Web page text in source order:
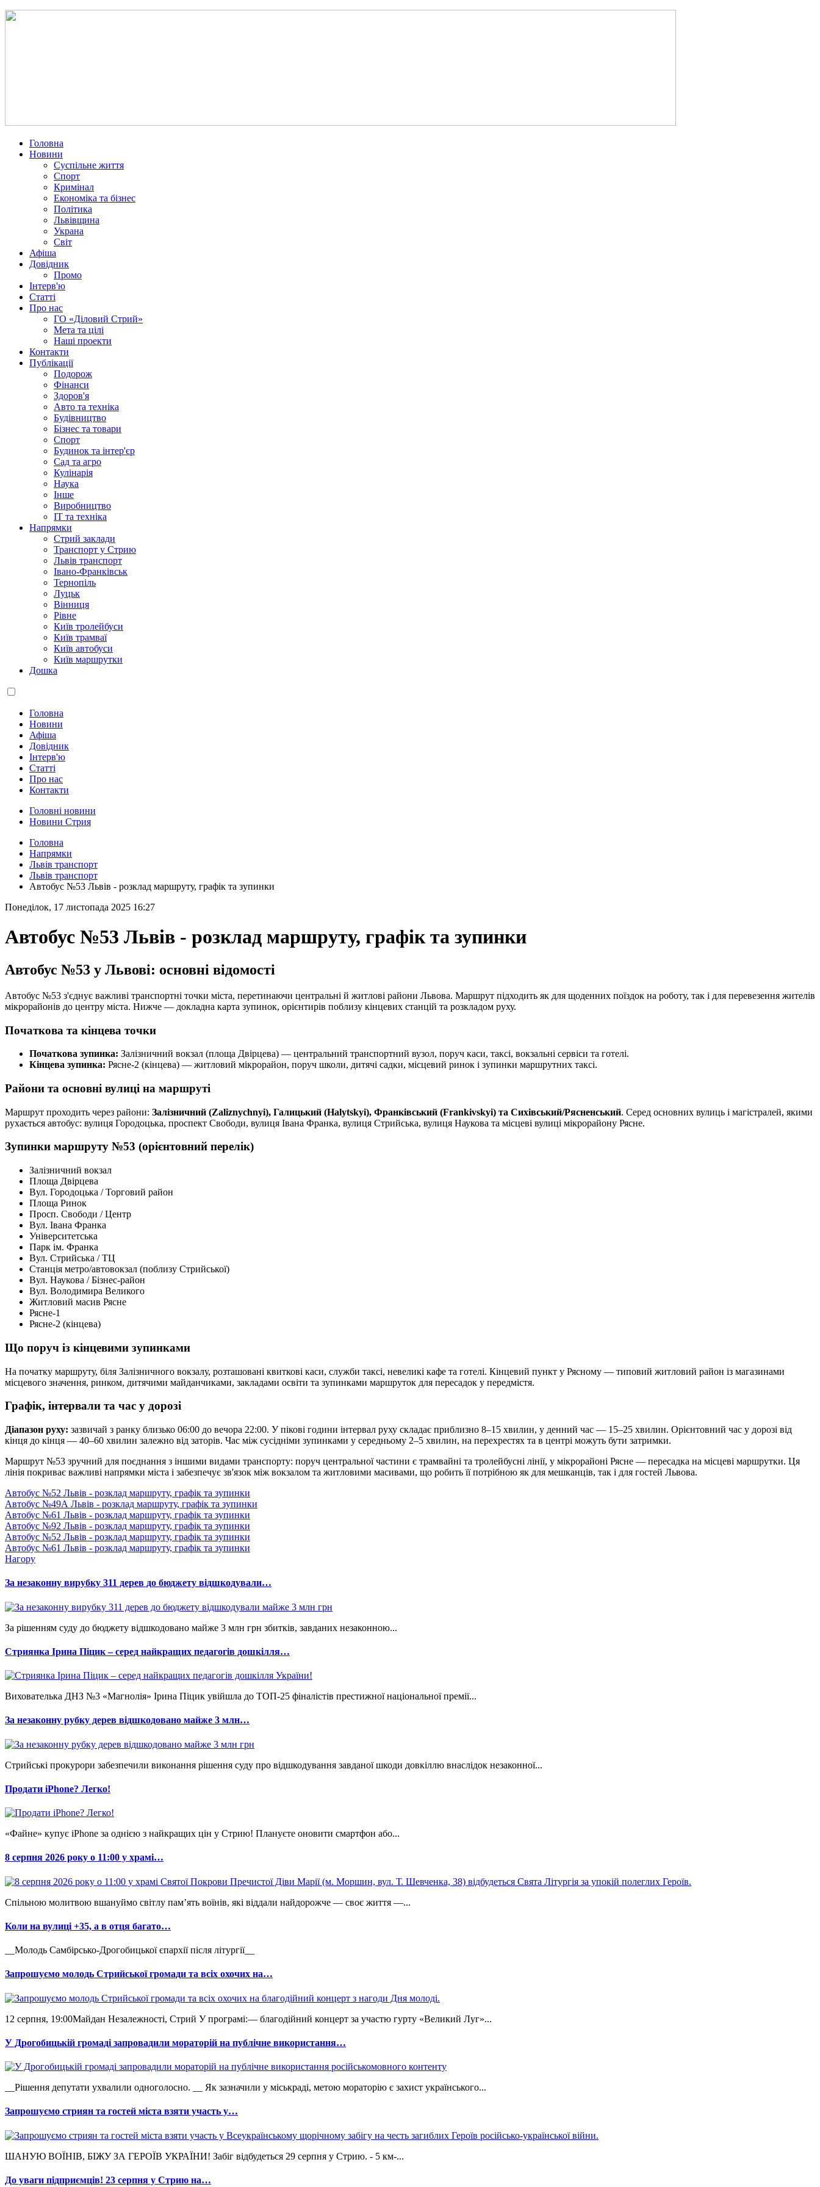
Головна
Новини
Суспільне життя
Спорт
Кримінал
Економіка та бізнес
Політика
Львівщина
Украна
Світ
Афіша
Довідник
Промо
Інтерв'ю
Статті
Про нас
ГО «Діловий Стрий»
Мета та цілі
Наші проекти
Контакти
Публікації
Подорож
Фінанси
Здоров'я
Авто та техніка
Будівництво
Бізнес та товари
Спорт
Будинок та інтер'єр
Сад та агро
Кулінарія
Наука
Інше
Виробництво
IT та техніка
Напрямки
Стрий заклади
Транспорт у Стрию
Львів транспорт
Івано-Франківськ
Тернопіль
Луцьк
Вінниця
Рівне
Київ тролейбуси
Київ трамваї
Київ автобуси
Київ маршрутки
Дошка
Головна
Новини
Афіша
Довідник
Інтерв'ю
Статті
Про нас
Контакти
Головні новини
Новини Стрия
Головна
Напрямки
Львів транспорт
Львів транспорт
Автобус №53 Львів - розклад маршруту, графік та зупинки
Понеділок, 17 листопада 2025 16:27
Автобус №53 Львів - розклад маршруту, графік та зупинки
Автобус №53 у Львові: основні відомості
Автобус №53 з'єднує важливі транспортні точки міста, перетинаючи центральні й житлові райони Львова. Маршрут підходить як для щоденних поїздок на роботу, так і для перевезення жителів
мікрорайонів до центру міста. Нижче — докладна карта зупинок, орієнтирів поблизу кінцевих станцій та розкладом руху.
Початкова та кінцева точки
Початкова зупинка: Залізничний вокзал (площа Двірцева) — центральний транспортний вузол, поруч каси, таксі, вокзальні сервіси та готелі.
Кінцева зупинка: Рясне-2 (кінцева) — житловий мікрорайон, поруч школи, дитячі садки, місцевий ринок і зупинки маршрутних таксі.
Райони та основні вулиці на маршруті
Маршрут проходить через райони: Залізничний (Zaliznychnyi), Галицький (Halytskyi), Франківський (Frankivskyi) та Сихівський/Рясненський. Серед основних вулиць і магістралей, якими
рухається автобус: вулиця Городоцька, проспект Свободи, вулиця Івана Франка, вулиця Стрийська, вулиця Наукова та місцеві вулиці мікрорайону Рясне.
Зупинки маршруту №53 (орієнтовний перелік)
Залізничний вокзал
Площа Двірцева
Вул. Городоцька / Торговий район
Площа Ринок
Просп. Свободи / Центр
Вул. Івана Франка
Університетська
Парк ім. Франка
Вул. Стрийська / ТЦ
Станція метро/автовокзал (поблизу Стрийської)
Вул. Наукова / Бізнес-район
Вул. Володимира Великого
Житловий масив Рясне
Рясне-1
Рясне-2 (кінцева)
Що поруч із кінцевими зупинками
На початку маршруту, біля Залізничного вокзалу, розташовані квиткові каси, служби таксі, невеликі кафе та готелі. Кінцевий пункт у Рясному — типовий житловий район із магазинами
місцевого значення, ринком, дитячими майданчиками, закладами освіти та зупинками маршруток для пересадок у передмістя.
Графік, інтервали та час у дорозі
Діапазон руху: зазвичай з ранку близько 06:00 до вечора 22:00. У пікові години інтервал руху складає приблизно 8–15 хвилин, у денний час — 15–25 хвилин. Орієнтовний час у дорозі від
кінця до кінця — 40–60 хвилин залежно від заторів. Час між сусідніми зупинками у середньому 2–5 хвилин, на перехрестях та в центрі можуть бути затримки.
Маршрут №53 зручний для поєднання з іншими видами транспорту: поруч центральної частини є трамвайні та тролейбусні лінії, у мікрорайоні Рясне — пересадка на місцеві маршрутки. Ця
лінія покриває важливі напрямки міста і забезпечує зв'язок між вокзалом та житловими масивами, що робить її потрібною як для мешканців, так і для гостей Львова.
Автобус №52 Львів - розклад маршруту, графік та зупинки
Автобус №49А Львів - розклад маршруту, графік та зупинки
Автобус №61 Львів - розклад маршруту, графік та зупинки
Автобус №92 Львів - розклад маршруту, графік та зупинки
Автобус №52 Львів - розклад маршруту, графік та зупинки
Автобус №61 Львів - розклад маршруту, графік та зупинки
Нагору
За незаконну вирубку 311 дерев до бюджету відшкодували…
За рішенням суду до бюджету відшкодовано майже 3 млн грн збитків, завданих незаконною...
Стриянка Ірина Піцик – серед найкращих педагогів дошкілля…
Вихователька ДНЗ №3 «Магнолія» Ірина Піцик увійшла до ТОП-25 фіналістів престижної національної премії...
За незаконну рубку дерев відшкодовано майже 3 млн…
Стрийські прокурори забезпечили виконання рішення суду про відшкодування завданої шкоди довкіллю внаслідок незаконної...
Продати iPhone? Легко!
«Файне» купує iPhone за однією з найкращих цін у Стрию! Плануєте оновити смартфон або...
8 серпня 2026 року о 11:00 у храмі…
Спільною молитвою вшануймо світлу пам’ять воїнів, які віддали найдорожче — своє життя —...
Коли на вулиці +35, а в отця багато…
__Молодь Самбірсько-Дрогобицької єпархії після літургії__
Запрошуємо молодь Стрийської громади та всіх охочих на…
12 серпня, 19:00Майдан Незалежності, Стрий У програмі:— благодійний концерт за участю гурту «Великий Луг»...
У Дрогобицькій громаді запровадили мораторій на публічне використання…
__Рішення депутати ухвалили одноголосно. __ Як зазначили у міськраді, метою мораторію є захист українського...
Запрошуємо стриян та гостей міста взяти участь у…
ШАНУЮ ВОЇНІВ, БІЖУ ЗА ГЕРОЇВ УКРАЇНИ! Забіг відбудеться 29 серпня у Стрию. - 5 км-...
До уваги підприємців! 23 серпня у Стрию на…